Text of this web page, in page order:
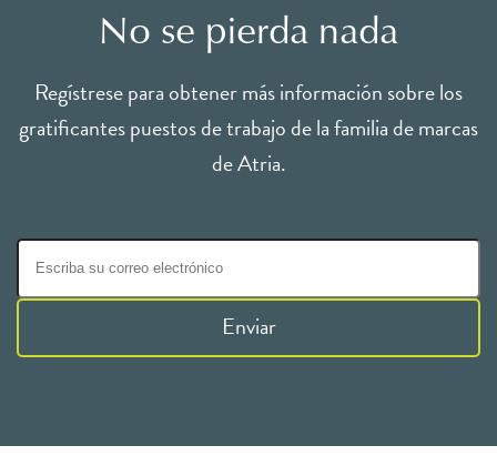
No se pierda nada
Regístrese para obtener más información sobre los
gratificantes puestos de trabajo de la familia de marcas
de Atria.
Enviar